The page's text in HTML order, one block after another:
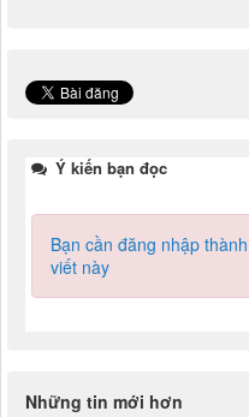
Ý kiến bạn đọc
Bạn cần đăng nhập
viết này
Những tin mới hơn